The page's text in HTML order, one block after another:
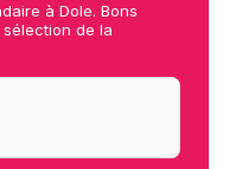
à Dole. Bons
de la